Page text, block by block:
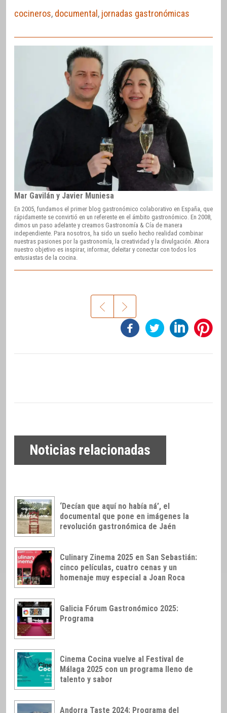
cocineros, documental, jornadas gastronómicas
Mar Gavilán y Javier Muniesa
En 2005, fundamos el primer blog gastronómico colaborativo en España, que
rápidamente se convirtió en un referente en el ámbito gastronómico. En 2008,
dimos un paso adelante y creamos Gastronomía & Cía de manera
independiente. Para nosotros, ha sido un sueño hecho realidad combinar
nuestras pasiones por la gastronomía, la creatividad y la divulgación. Ahora
nuestro objetivo es inspirar, informar, deleitar y conectar con todos los
entusiastas de la cocina.
Noticias relacionadas
‘Decían que aquí no había ná’, el
documental que pone en imágenes la
revolución gastronómica de Jaén
Culinary Zinema 2025 en San Sebastián:
cinco películas, cuatro cenas y un
homenaje muy especial a Joan Roca
Galicia Fórum Gastronómico 2025:
Programa
Cinema Cocina vuelve al Festival de
Málaga 2025 con un programa lleno de
talento y sabor
Andorra Taste 2024: Programa del